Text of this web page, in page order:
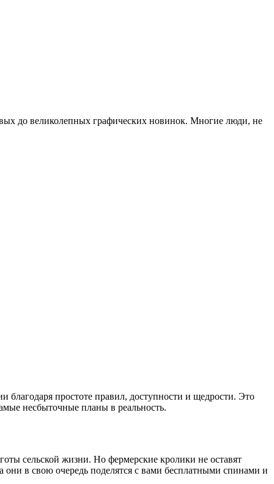
до великолепных графических новинок. Многие люди, не
благодаря простоте правил, доступности и щедрости. Это
несбыточные планы в реальность.
сельской жизни. Но фермерские кролики не оставят
в свою очередь поделятся с вами бесплатными спинами и